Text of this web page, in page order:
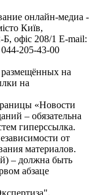
онлайн-медиа -
Київ,
офіс 208/1 E-mail:
205-43-00
на
на
«Новости
– обязательна
гиперссылка.
от
материалов.
– должна быть
абзаце